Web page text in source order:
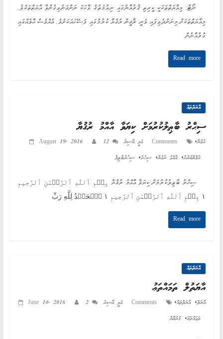
ނޯޓް: މިއާޔަތްތަކަކީ ކީރިތި ޤުރުއާނުގައި ނިޢުމަތުގެ ވާހަކަ ނަންގަނެވިގެންވާ އާޔަތްތަކެވެ.
މިއާޔަތްތަކަށް މިނަންދެވިފައި ވަނީ ރާޤީން ރުޤުޔާ ކުރުމުގައި ފަސޭހައަކަށެވެ. އެއްވެސް ޙާލެއްގައި
ގުރުއާނުން
Read more
އާޔަތްތައް
ސިޙްރު ބާޠިލުކުރުމަށް ކިޔަވާ އާއްމު ރުޤުޔާ
August 19, 2016 ޢަލީ އާސިރު 12 Comments ރުޤުޔާ,
ރުޤްޔާކުރުން,އާއްމު ރުޤުޔާ,ސިޙުރު,ސިޙުރުބާޠިލް
ސިޙްރު ބާޠިލުކުރުމަށް ކިޔަވާ އާއްމު ރުޤުޔާ بِسۡمِ ٱللَّهِ ٱلرَّحۡمَٰنِ ٱلرَّحِيمِ
١ بِسۡمِ ٱللَّهِ ٱلرَّحۡمَٰنِ ٱلرَّحِيمِ ١ ٱلۡحَمۡدُ لِلَّهِ رَبِّ
Read more
އާޔަތްތައް
އާޔަތުލް ތަމައްތަޢު
June 14, 2016 ޢަލީ އާސިރު 2 Comments އާޔަތް,އާޔަތްތައް,
ތަމައްތަޢު, ޤުރުޢާން